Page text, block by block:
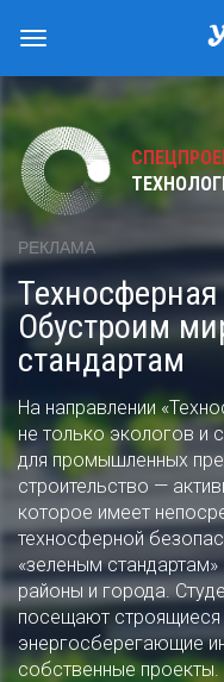
РЕКЛАМА
Обустроим
стандартам
На направлении
не только экологов и
для промышленных
строительство —
которое имеет
техносферной
«зеленым
районы и города.
посещают
энергосберегающие
собственные проекты.